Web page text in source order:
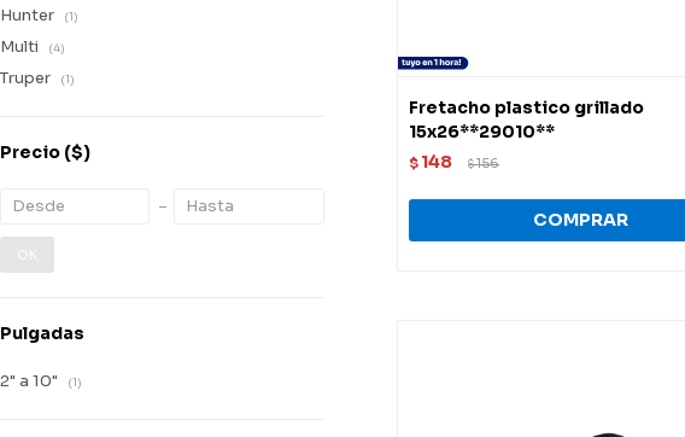
Fretacho plastico grillado
15x26**29010**
$ 148 $156
Hunter (1)
Multi (4)
Truper (1)
Precio ($)
OK
Pulgadas
2" a 10" (1)